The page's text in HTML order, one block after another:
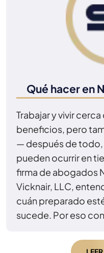
Qué hacer en
Trabajar y vivir
beneficios, pero
— después de todo,
pueden ocurrir en
firma de abogados
Vicknair, LLC,
cuán preparado
sucede. Por eso